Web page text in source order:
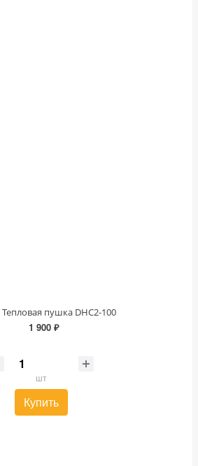
Тепловая пушка DHC2-100
1 900 ₽
шт
Купить